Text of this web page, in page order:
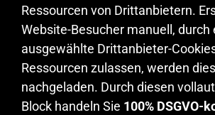
Ressourcen von Drittanbietern.
Website-Besucher manuell, durch
ausgewählte Drittanbieter-
Ressourcen zulassen, werden
nachgeladen. Durch diesen
Block handeln Sie 100% DSGVO-